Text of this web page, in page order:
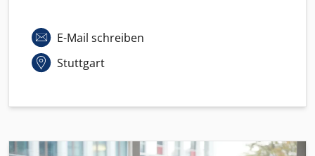
E-Mail schreiben
Stuttgart